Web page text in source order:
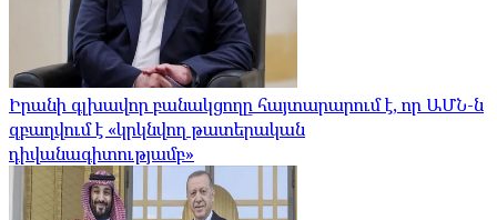
Իրանի գլխավոր բանակցողը հայտարարում է, որ ԱՄՆ-ն
զբաղվում է «կրկնվող թատերական
դիվանագիտությամբ»